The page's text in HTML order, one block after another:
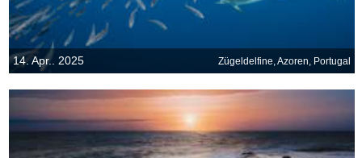
14. Apr.. 2025 Zügeldelfine, Azoren, Portugal